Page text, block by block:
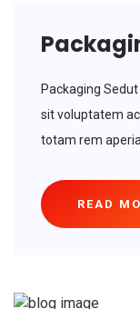
Packaging
sit voluptatem
totam rem
READ